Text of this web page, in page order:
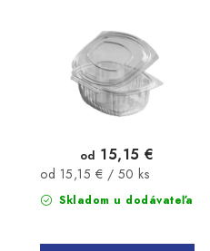
Skladom u dodávateľa
od 15,15 €
Jednotková
cena:
od 15,15 € / 50 ks